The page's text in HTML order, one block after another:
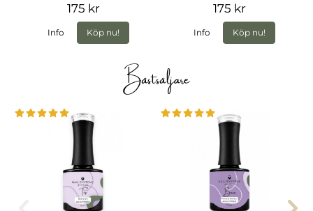
175 kr
Info Köp nu!
175 kr
Info Köp nu!
Bästsäljare